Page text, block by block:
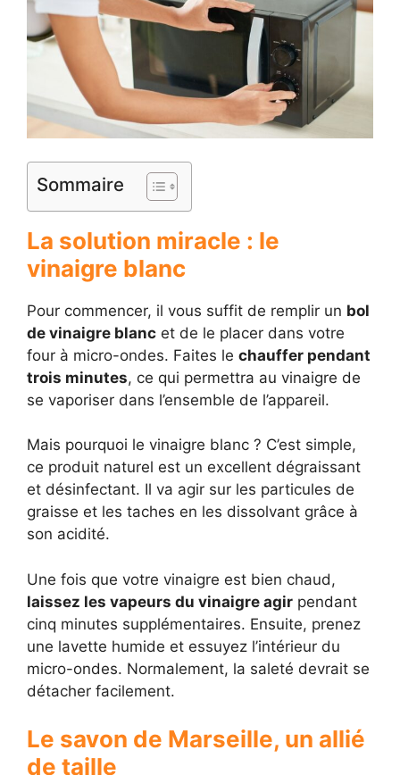
Sommaire
La solution miracle : le
vinaigre blanc
Pour commencer, il vous suffit de remplir un bol
de vinaigre blanc et de le placer dans votre
four à micro-ondes. Faites le chauffer pendant
trois minutes, ce qui permettra au vinaigre de
se vaporiser dans l’ensemble de l’appareil.
Mais pourquoi le vinaigre blanc ? C’est simple,
ce produit naturel est un excellent dégraissant
et désinfectant. Il va agir sur les particules de
graisse et les taches en les dissolvant grâce à
son acidité.
Une fois que votre vinaigre est bien chaud,
laissez les vapeurs du vinaigre agir pendant
cinq minutes supplémentaires. Ensuite, prenez
une lavette humide et essuyez l’intérieur du
micro-ondes. Normalement, la saleté devrait se
détacher facilement.
Le savon de Marseille, un allié
de taille